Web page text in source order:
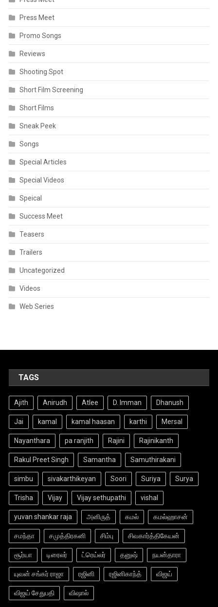
Press Meet
Promo Songs
Reviews
Shooting Spot
Short Film Screening
Short Films
Sneak Peek
Songs
Special Articles
Special Videos
Speical
Success Meet
Teasers
Trailers
Uncategorized
Videos
Web Series
TAGS
Ajith Anirudh Atlee D. Imman Dhanush
Jai kamal kamal haasan karthi Mersal
Nayanthara pa ranjith Rajini Rajinikanth
Rakul Preet Singh Samantha Samuthirakani
simbu sivakarthikeyan Soori Suriya Surya
Trisha Vijay Vijay sethupathi vishal
yuvan shankar raja அனிருத் கமல் கமல்ஹாசன்
சமந்தா சமுத்திரகனி சிம்பு சிவகார்த்திகேயன்
சூர்யா டிரைலர் ட்ரெய்லர் தனுஷ் நயன்தாரா
யுவன் சங்கர் ராஜா ரஜினி ரஜினிகாந்த் விஜய்
விஜய் சேதுபதி விஷால்